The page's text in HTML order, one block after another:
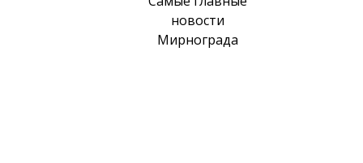
новости
Мирнограда